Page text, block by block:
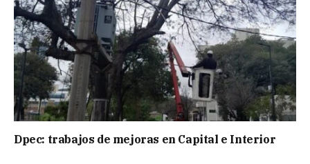
Dpec: trabajos de mejoras en Capital e Interior